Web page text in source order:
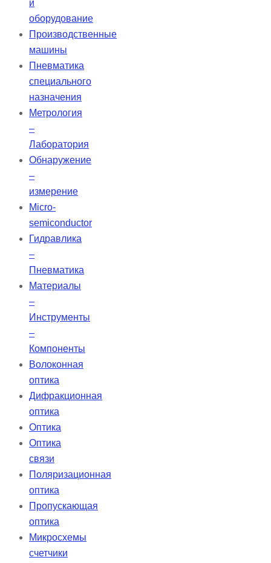
и
оборудование
Производственные
машины
Пневматика
специального
назначения
Метрология
–
Лаборатория
Обнаружение
–
измерение
Micro-
semiconductor
Гидравлика
–
Пневматика
Материалы
–
Инструменты
–
Компоненты
Волоконная
оптика
Дифракционная
оптика
Оптика
Оптика
связи
Поляризационная
оптика
Пропускающая
оптика
Микросхемы
счетчики